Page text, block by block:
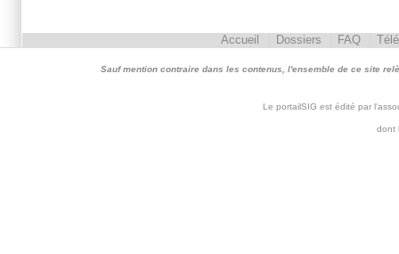
Accueil Dossiers FAQ
Sauf mention contraire dans les contenus, l'ensemble de ce site
Le portailSIG est édité par
dont